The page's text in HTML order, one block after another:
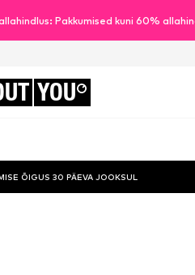
Pakkumised kuni 60%
YOU
ÕIGUS 30 PÄEVA JOOKSUL